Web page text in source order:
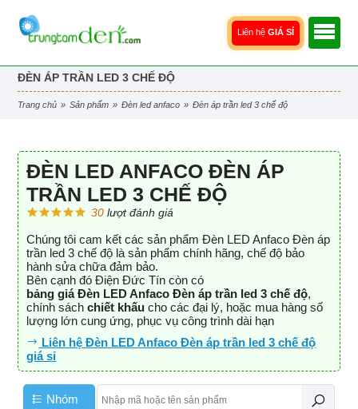
Liên hệ GIÁ SỈ
ĐÈN ÁP TRẦN LED 3 CHẾ ĐỘ
trang chủ » sản phẩm » đèn led anfaco » đèn áp trần led 3 chế độ
ĐÈN LED ANFACO ĐÈN ÁP
TRẦN LED 3 CHẾ ĐỘ
30 lượt đánh giá
Chúng tôi cam kết các sản phẩm Đèn LED Anfaco Đèn áp
trần led 3 chế độ là sản phẩm chính hãng, chế độ bảo
hành sửa chữa đảm bảo.
Bên cạnh đó Điện Đức Tín còn có
bảng giá Đèn LED Anfaco Đèn áp trần led 3 chế độ,
chính sáchchiết khấu cho các đại lý, hoặc mua hàng số
lượng lớn cung ứng, phục vụ công trình dài hạn
Liên hệ Đèn LED Anfaco Đèn áp trần led 3 chế độ
giá sỉ
Nhóm